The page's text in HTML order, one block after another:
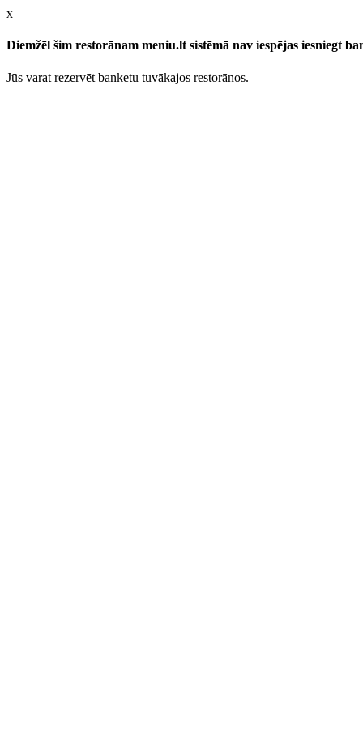
x
Diemžēl šim restorānam meniu.lt sistēmā nav iespējas iesniegt
Jūs varat rezervēt banketu tuvākajos restorānos.